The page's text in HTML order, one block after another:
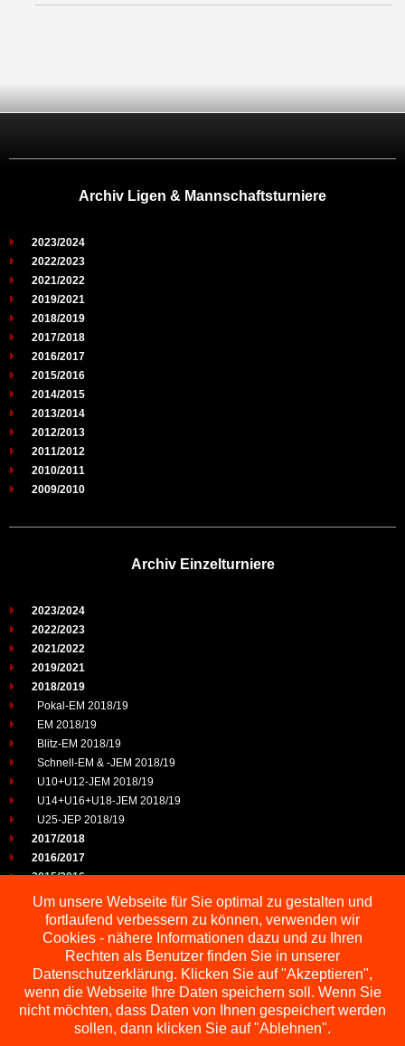
Archiv Ligen & Mannschaftsturniere
2023/2024
2022/2023
2021/2022
2019/2021
2018/2019
2017/2018
2016/2017
2015/2016
2014/2015
2013/2014
2012/2013
2011/2012
2010/2011
2009/2010
Archiv Einzelturniere
2023/2024
2022/2023
2021/2022
2019/2021
2018/2019
Pokal-EM 2018/19
EM 2018/19
Blitz-EM 2018/19
Schnell-EM & -JEM 2018/19
U10+U12-JEM 2018/19
U14+U16+U18-JEM 2018/19
U25-JEP 2018/19
2017/2018
2016/2017
2015/2016
2014/2015
2013/2014
2012/2013
2011/2012
2010/2011
2009/2010
Um unsere Webseite für Sie optimal zu gestalten und
fortlaufend verbessern zu können, verwenden wir
Cookies - nähere Informationen dazu und zu Ihren
Rechten als Benutzer finden Sie in unserer
Datenschutzerklärung. Klicken Sie auf "Akzeptieren",
wenn die Webseite Ihre Daten speichern soll. Wenn Sie
nicht möchten, dass Daten von Ihnen gespeichert werden
sollen, dann klicken Sie auf "Ablehnen".